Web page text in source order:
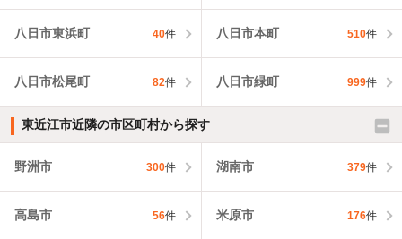
八日市東浜町 40件 八日市本町 510件
八日市松尾町 82件 八日市緑町 999件
東近江市近隣の市区町村から探す
野洲市 300件 湖南市 379件
高島市 56件 米原市 176件